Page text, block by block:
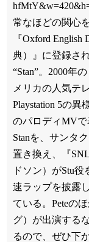
常なほどの関心
『Oxford
典）』に登録さ
“Stan”。2000年
メリカの人気テ
Playstation 5の
のパロディMVで
Stanを、サンタ
置き換え、『
ドソン）がStu役
速ラップを披露
ている。Peteの
グ）が出演する
るので、ぜひ下